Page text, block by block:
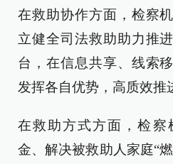
在救助协作方面，检察
立健全司法救助助力推
台，在信息共享、线索
发挥各自优势，高质效推
在救助方式方面，检察
金、解决被救助人家庭“